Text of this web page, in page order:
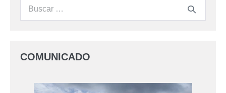
COMUNICADO